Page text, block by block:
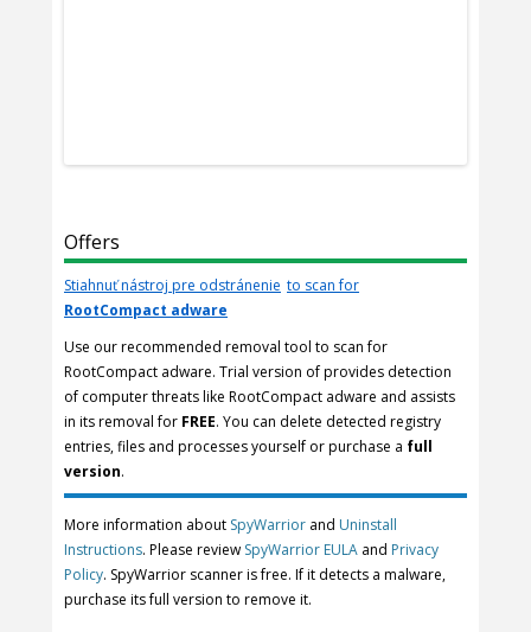
Offers
Stiahnuť nástroj pre odstránenie to scan for
RootCompact adware
Use our recommended removal tool to scan for
RootCompact adware. Trial version of provides detection
of computer threats like RootCompact adware and assists
in its removal for FREE. You can delete detected registry
entries, files and processes yourself or purchase a full
version.
More information about SpyWarrior and Uninstall
Instructions. Please review SpyWarrior EULA and Privacy
Policy. SpyWarrior scanner is free. If it detects a malware,
purchase its full version to remove it.